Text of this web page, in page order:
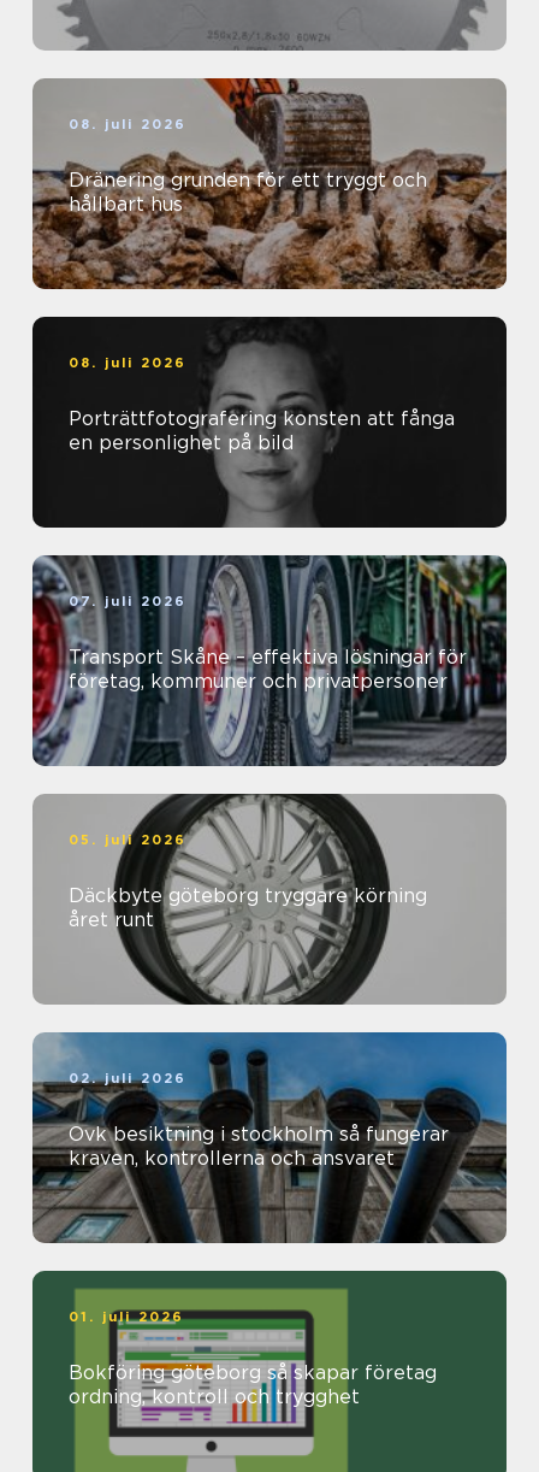
08. juli 2026
Dränering grunden för ett tryggt och
hållbart hus
08. juli 2026
Porträttfotografering konsten att fånga
en personlighet på bild
07. juli 2026
Transport Skåne – effektiva lösningar för
företag, kommuner och privatpersoner
05. juli 2026
Däckbyte göteborg tryggare körning
året runt
02. juli 2026
Ovk besiktning i stockholm så fungerar
kraven, kontrollerna och ansvaret
01. juli 2026
Bokföring göteborg så skapar företag
ordning, kontroll och trygghet